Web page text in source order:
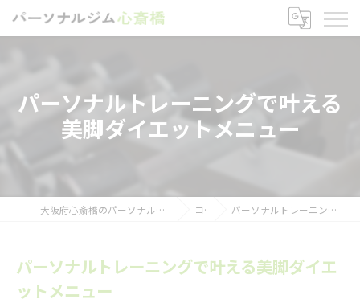
パーソナルトレーニングで叶える
美脚ダイエットメニュー
大阪府心斎橋のパーソナルトレーニングならパーソナルジム心斎橋 コラム パーソナルトレーニングで叶える美脚ダイエットメニュー
パーソナルトレーニングで叶える美脚ダイエ
ットメニュー